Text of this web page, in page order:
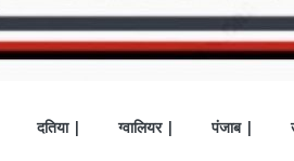
दतिया | ग्वालियर | पंजाब |